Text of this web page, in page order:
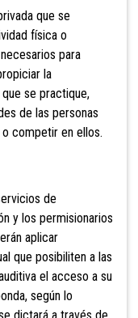
que se
física o
para
la
se practique,
de las personas
competir en ellos.
de
y los permisionarios
aplicar
que posibiliten a las
el acceso a su
según lo